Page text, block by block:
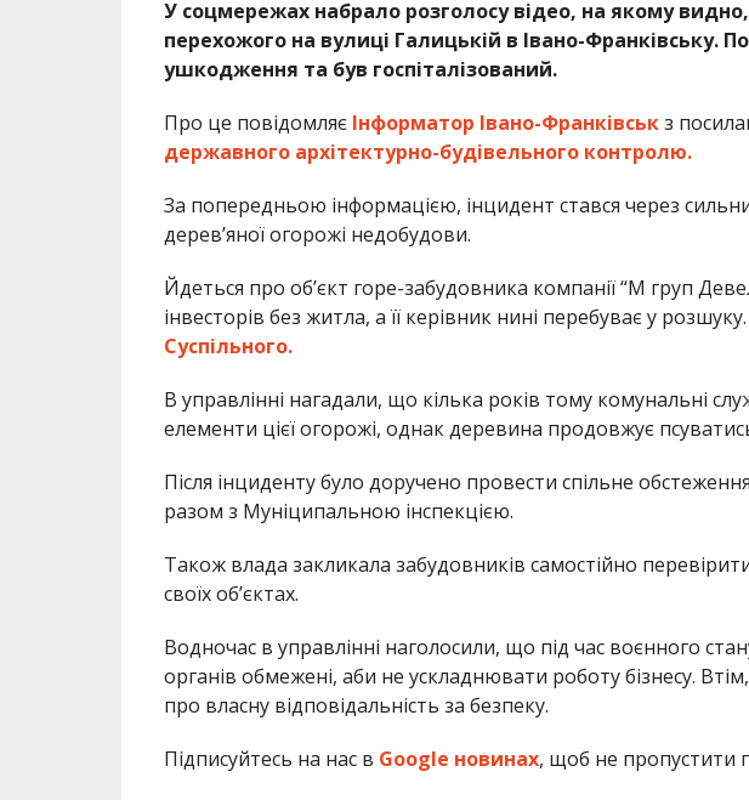
У соцмережах набрало розголосу відео, на якому
перехожого на вулиці Галицькій в Івано-Франківську.
ушкодження та був госпіталізований.
Про це повідомляєІнформатор Івано-Франківськз
державного архітектурно-будівельного контролю.
За попередньою інформацією, інцидент стався через
дерев’яної огорожі недобудови.
Йдеться про об’єкт горе-забудовника компанії “М груп
інвесторів без житла, а її керівник нині перебуває у
Суспільного.
В управлінні нагадали, що кілька років тому комунальні
елементи цієї огорожі, однак деревина продовжує
Після інциденту було доручено провести спільне
разом з Муніципальною інспекцією.
Також влада закликала забудовників самостійно
своїх об’єктах.
Водночас в управлінні наголосили, що під час воєнного
органів обмежені, аби не ускладнювати роботу бізнесу.
про власну відповідальність за безпеку.
Підписуйтесь на нас в Google новинах, щоб не пропустити